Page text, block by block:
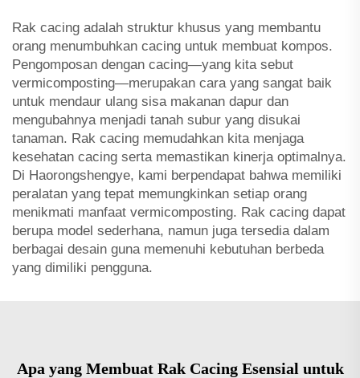
Rak cacing adalah struktur khusus yang membantu
orang menumbuhkan cacing untuk membuat kompos.
Pengomposan dengan cacing—yang kita sebut
vermicomposting—merupakan cara yang sangat baik
untuk mendaur ulang sisa makanan dapur dan
mengubahnya menjadi tanah subur yang disukai
tanaman. Rak cacing memudahkan kita menjaga
kesehatan cacing serta memastikan kinerja optimalnya.
Di Haorongshengye, kami berpendapat bahwa memiliki
peralatan yang tepat memungkinkan setiap orang
menikmati manfaat vermicomposting. Rak cacing dapat
berupa model sederhana, namun juga tersedia dalam
berbagai desain guna memenuhi kebutuhan berbeda
yang dimiliki pengguna.
Apa yang Membuat Rak Cacing Esensial untuk